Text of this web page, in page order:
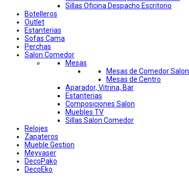
Sillas Oficina Despacho Escritorio
Botelleros
Outlet
Estanterias
Sofas Cama
Perchas
Salon Comedor
Mesas
Mesas de Comedor Salon
Mesas de Centro
Aparador, Vitrina, Bar
Estanterias
Composiciones Salon
Muebles TV
Sillas Salon Comedor
Relojes
Zapateros
Mueble Gestion
Meyvaser
DecoPako
DecoEko